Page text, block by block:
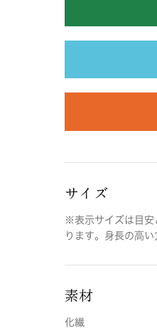
サイズ
※表示サイズは目安
ります。身長の高
素材
化繊